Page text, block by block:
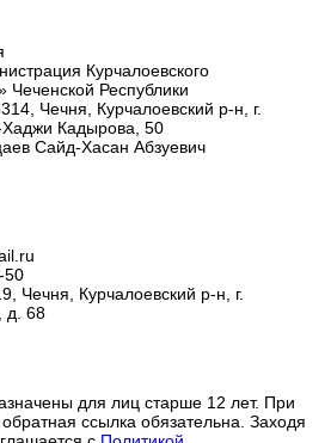
Курчалоевского
Чеченской Республики
Чечня, Курчалоевский р-н, г.
Кадырова, 50
Сайд-Хасан Абзуевич
50
Чечня, Курчалоевский р-н, г.
д. 68
для лиц старше 12 лет. При
ссылка обязательна. Заходя